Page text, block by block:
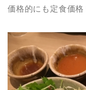
価格的にも定食価格